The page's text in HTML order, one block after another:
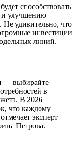
способствовать
и улучшению
Не удивительно, что
инвестиции
линий.
— выбирайте
в
В 2026
что каждому
эксперт
Петрова.